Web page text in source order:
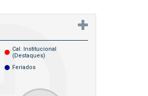
Cal. Institucional
(destaques)
Feriados